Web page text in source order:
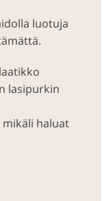
luotuja
lasipurkin
haluat